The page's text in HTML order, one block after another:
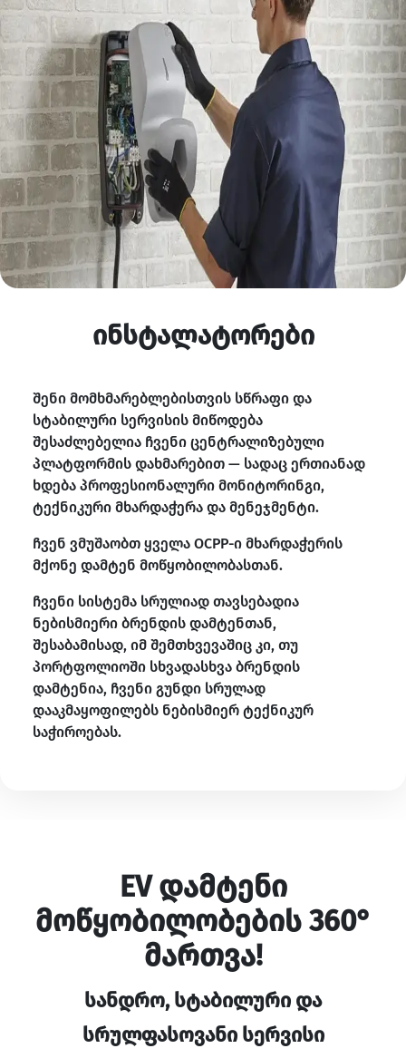
ინსტალატორები
შენი მომხმარებლებისთვის სწრაფი და
სტაბილური სერვისის მიწოდება
შესაძლებელია ჩვენი ცენტრალიზებული
პლატფორმის დახმარებით — სადაც ერთიანად
ხდება პროფესიონალური მონიტორინგი,
ტექნიკური მხარდაჭერა და მენეჯმენტი.
ჩვენ ვმუშაობთ ყველა OCPP-ი მხარდაჭერის
მქონე დამტენ მოწყობილობასთან.
ჩვენი სისტემა სრულიად თავსებადია
ნებისმიერი ბრენდის დამტენთან,
შესაბამისად, იმ შემთხვევაშიც კი, თუ
პორტფოლიოში სხვადასხვა ბრენდის
დამტენია, ჩვენი გუნდი სრულად
დააკმაყოფილებს ნებისმიერ ტექნიკურ
საჭიროებას.​
EV დამტენი
მოწყობილობების 360°
მართვა!
სანდრო, სტაბილური და
სრულფასოვანი სერვისი